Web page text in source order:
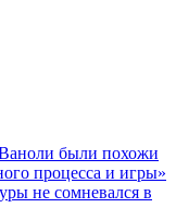
были похожи
процесса и игры»
не сомневался в